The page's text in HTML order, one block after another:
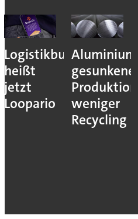
Logistikbude
heißt
jetzt
Loopario
gesunkene
weniger
Recycling